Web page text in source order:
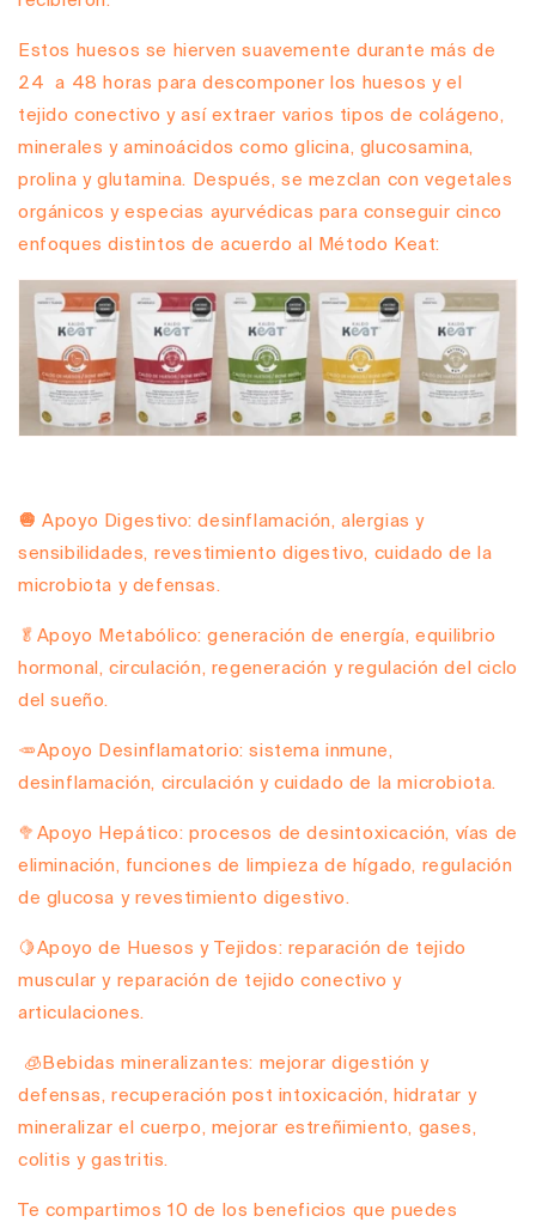
Estos huesos se hierven suavemente durante más de
24 a 48 horas para descomponer los huesos y el
tejido conectivo y así extraer varios tipos de colágeno,
minerales y aminoácidos como glicina, glucosamina,
prolina y glutamina. Después, se mezclan con vegetales
orgánicos y especias ayurvédicas para conseguir cinco
enfoques distintos de acuerdo al Método Keat:
🧅 Apoyo Digestivo: desinflamación, alergias y
sensibilidades, revestimiento digestivo, cuidado de la
microbiota y defensas.
🥬 Apoyo Metabólico: generación de energía, equilibrio
hormonal, circulación, regeneración y regulación del ciclo
del sueño.
🥕Apoyo Desinflamatorio: sistema inmune,
desinflamación, circulación y cuidado de la microbiota.
🥦 Apoyo Hepático: procesos de desintoxicación, vías de
eliminación, funciones de limpieza de hígado, regulación
de glucosa y revestimiento digestivo.
🍋 Apoyo de Huesos y Tejidos: reparación de tejido
muscular y reparación de tejido conectivo y
articulaciones.
🧊 Bebidas mineralizantes: mejorar digestión y
defensas, recuperación post intoxicación, hidratar y
mineralizar el cuerpo, mejorar estreñimiento, gases,
colitis y gastritis.
Te compartimos 10 de los beneficios que puedes